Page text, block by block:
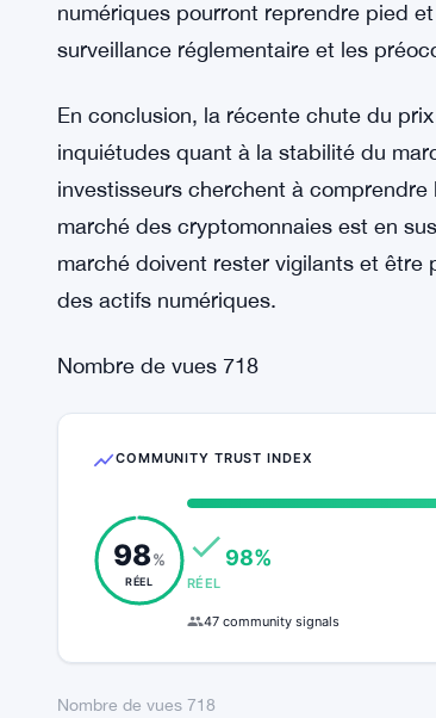
inquiétudes quant à la santé globale
s’interroger sur les perspectives à
Face à cette incertitude, les
preuve de prudence et à rester
paysage des cryptomonnaies
numériques pourront reprendre pied
surveillance réglementaire et les
En conclusion, la récente chute du
investisseurs cherchent à
marché des cryptomonnaies est en
marché doivent rester vigilants et
des actifs numériques.
Nombre de vues 718
COMMUNITY TRUST INDEX